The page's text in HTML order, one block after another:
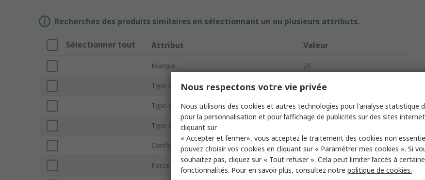
Recherchez des produits similaires en sélectionnant un ou plusieurs attributs.
Sélectionner tout Attribut Valeur
Marque ZF
Type d'actionneur Levier long à rouleau
Type de produit Microrupteur
Type de terminaison
Configuration de contact 1RT
Force d&#146;actionnement 0.97N
Nous respectons votre vie privée
Nous utilisons des cookies et autres technologies pour l'analyse statistique
pour la personnalisation et pour l’affichage de publicités sur des sites
cliquant sur
« Accepter et fermer», vous acceptez le traitement des cookies non
pouvez choisir vos cookies en cliquant sur « Paramétrer mes cookies ». Si
souhaitez pas, cliquez sur « Tout refuser ». Cela peut limiter l’accès à
fonctionnalités. Pour en savoir plus, consultez notre politique de cookies.